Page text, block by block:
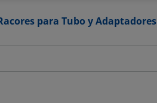
para Tubo y Adaptadores